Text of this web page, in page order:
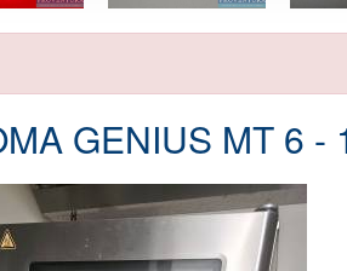
GENIUS MT 6 -